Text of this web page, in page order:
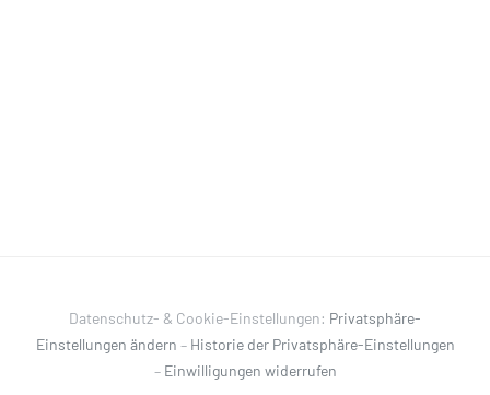
Datenschutz- & Cookie-Einstellungen: Privatsphäre-
Einstellungen ändern – Historie der Privatsphäre-Einstellungen
– Einwilligungen widerrufen